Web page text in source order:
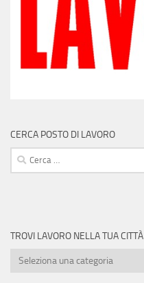
CERCA POSTO DI LAVORO
Ricerca
per:
TROVI LAVORO NELLA TUA CITTÀ
Trovi